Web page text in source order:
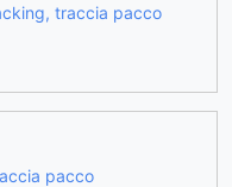
traccia pacco
pacco